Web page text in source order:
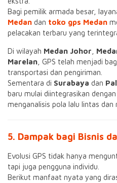
Bagi pemilik armada besar,
Medan dan toko gps Medan
pelacakan terbaru yang
Di wilayah Medan Johor
Marelan , GPS telah menjadi
transportasi dan pengiriman.
Sementara di Surabaya dan
baru mulai diintegrasikan
menganalisis pola lalu lintas dan
5. Dampak bagi Bisnis
Evolusi GPS tidak hanya
tapi juga pengguna individu.
Berikut manfaat nyata yang